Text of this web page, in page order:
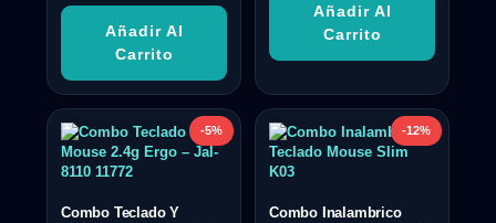
Añadir Al
Carrito
Añadir Al
Carrito
-5%
Combo Teclado Y
-12%
Combo Inalambrico